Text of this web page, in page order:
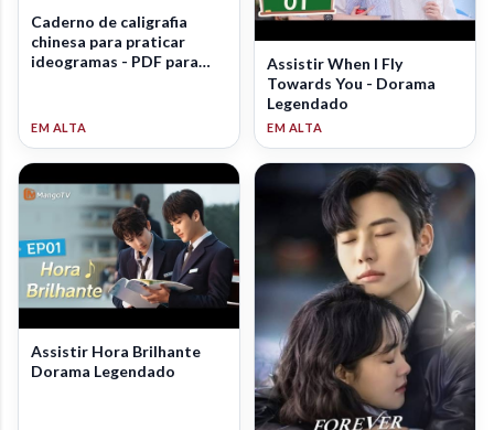
Caderno de caligrafia
chinesa para praticar
ideogramas - PDF para
Assistir When I Fly
Towards You - Dorama
Legendado
Assistir Hora Brilhante
Dorama Legendado